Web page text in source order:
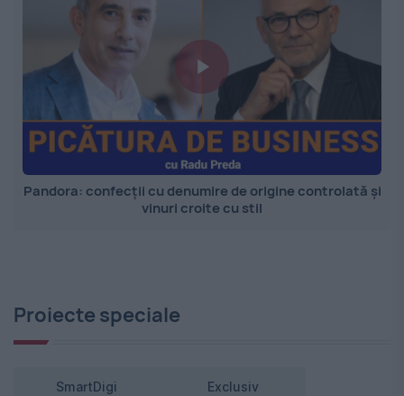
Pandora: confecții cu denumire de origine controlată și
vinuri croite cu stil
Proiecte speciale
SmartDigi Exclusiv